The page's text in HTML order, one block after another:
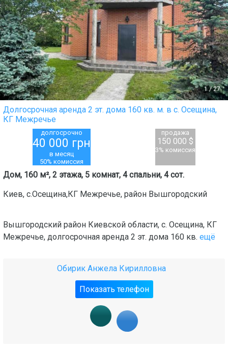
1/27
Долгосрочная аренда 2 эт. дома 160 кв. м. в с. Осещина,
КГ Межречье
долгосрочно
40 000 грн
в месяц
50% комиссия
продажа
150 000 $
3% комиссия
Дом, 160 м², 2 этажа, 5 комнат, 4 спальни, 4 сот.
Киев, с.Осещина,КГ Межречье, район Вышгородский
Вышгородский район Киевской области, с. Осещина, КГ
Межречье, долгосрочная аренда 2 эт. дома 160 кв. ещё
Обирик Анжела Кирилловна
Показать телефон